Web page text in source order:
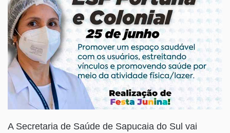
A Secretaria de Saúde de Sapucaia do Sul vai